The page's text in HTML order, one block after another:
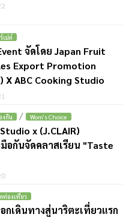
เม่ต์
จัดโดย Japan Fruit
Export Promotion
X ABC Cooking Studio
งกิน / Wom's Choice
x (J.CLAIR)
อกันจัดคลาสเรียน "Taste
ท่องเที่ยว
กเดินทางสู่นาริตะเที่ยวแรก